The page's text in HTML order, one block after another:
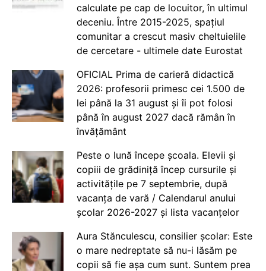
calculate pe cap de locuitor, în ultimul
deceniu. Între 2015-2025, spațiul
comunitar a crescut masiv cheltuielile
de cercetare - ultimele date Eurostat
OFICIAL Prima de carieră didactică
2026: profesorii primesc cei 1.500 de
lei până la 31 august și îi pot folosi
până în august 2027 dacă rămân în
învățământ
Peste o lună începe școala. Elevii și
copiii de grădiniță încep cursurile și
activitățile pe 7 septembrie, după
vacanța de vară / Calendarul anului
școlar 2026-2027 și lista vacanțelor
Aura Stănculescu, consilier școlar: Este
o mare nedreptate să nu-i lăsăm pe
copii să fie așa cum sunt. Suntem prea